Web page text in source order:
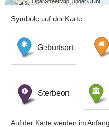
Symbole auf der Karte
Geburtsort
Sterbeort
Auf der Karte werden im